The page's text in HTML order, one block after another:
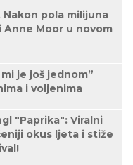
Nakon pola milijuna
Moor u novom
je još jednom”
i voljenima
"Paprika": Viralni
okus ljeta i stiže